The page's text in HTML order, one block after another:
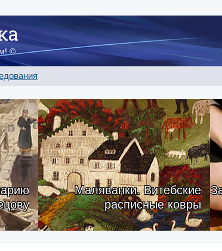
©
Маляванки. Витебские
расписные ковры